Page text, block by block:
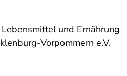
und Ernährung
Vorpommern e.V.